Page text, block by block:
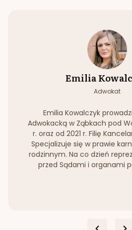
Emilia
Adwokat
Emilia Kowalczyk
Adwokacką w Ząbkach pod
r. oraz od 2021 r. Filię
Specjalizuje się w prawie
rodzinnym. Na co dzień
przed Sądami i organami